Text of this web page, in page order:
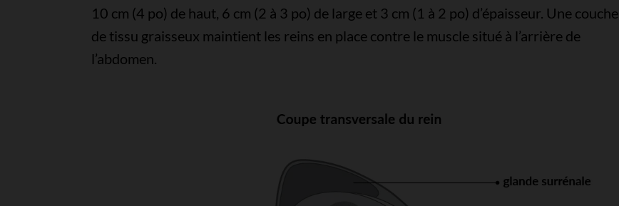
10 cm (4 po) de haut, 6 cm (2 à 3 po) de large et 3 cm (1 à 2 po) d’épaisseur. Une couche
de tissu graisseux maintient les reins en place contre le muscle situé à l’arrière de
l’abdomen.